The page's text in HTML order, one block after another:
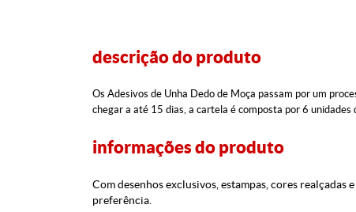
descrição do produto
Os Adesivos de Unha Dedo de Moça passam por um
chegar a até 15 dias, a cartela é composta por 6
informações do produto
Com desenhos exclusivos, estampas, cores realçadas
preferência.